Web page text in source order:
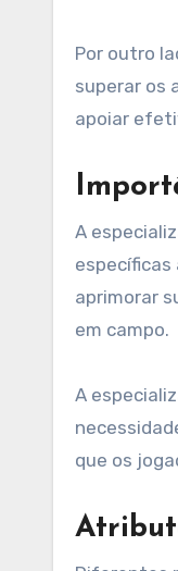
Por outro
superar os
apoiar
A
específicas
aprimorar
em campo.
A
que os